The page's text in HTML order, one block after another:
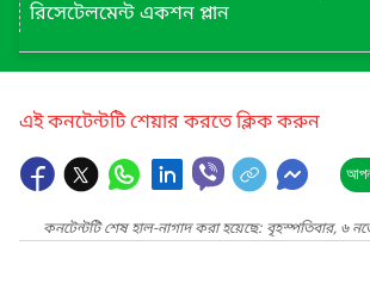
রিসেটেলমেন্ট একশন প্লান
এই কনটেন্টটি শেয়ার করতে ক্লিক করুন
কনটেন্টটি শেষ হাল-নাগাদ করা হয়েছে: বৃহস্পতিবার, ৬